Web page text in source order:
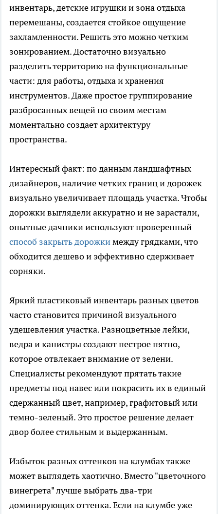
инвентарь, детские игрушки и зона отдыха
перемешаны, создается стойкое ощущение
захламленности. Решить это можно четким
зонированием. Достаточно визуально
разделить территорию на функциональные
части: для работы, отдыха и хранения
инструментов. Даже простое группирование
разбросанных вещей по своим местам
моментально создает архитектуру
пространства.
Интересный факт: по данным ландшафтных
дизайнеров, наличие четких границ и дорожек
визуально увеличивает площадь участка. Чтобы
дорожки выглядели аккуратно и не зарастали,
опытные дачники используют проверенный
способ закрыть дорожкимежду грядками, что
обходится дешево и эффективно сдерживает
сорняки.
Яркий пластиковый инвентарь разных цветов
часто становится причиной визуального
удешевления участка. Разноцветные лейки,
ведра и канистры создают пестрое пятно,
которое отвлекает внимание от зелени.
Специалисты рекомендуют прятать такие
предметы под навес или покрасить их в единый
сдержанный цвет, например, графитовый или
темно-зеленый. Это простое решение делает
двор более стильным и выдержанным.
Избыток разных оттенков на клумбах также
может выглядеть хаотично. Вместо "цветочного
винегрета" лучше выбрать два-три
доминирующих оттенка. Если на клумбе уже